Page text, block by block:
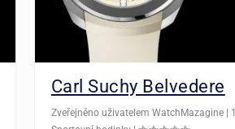
Carl Suchy Belvedere
Zveřejněno uživatelem WatchMazagine|